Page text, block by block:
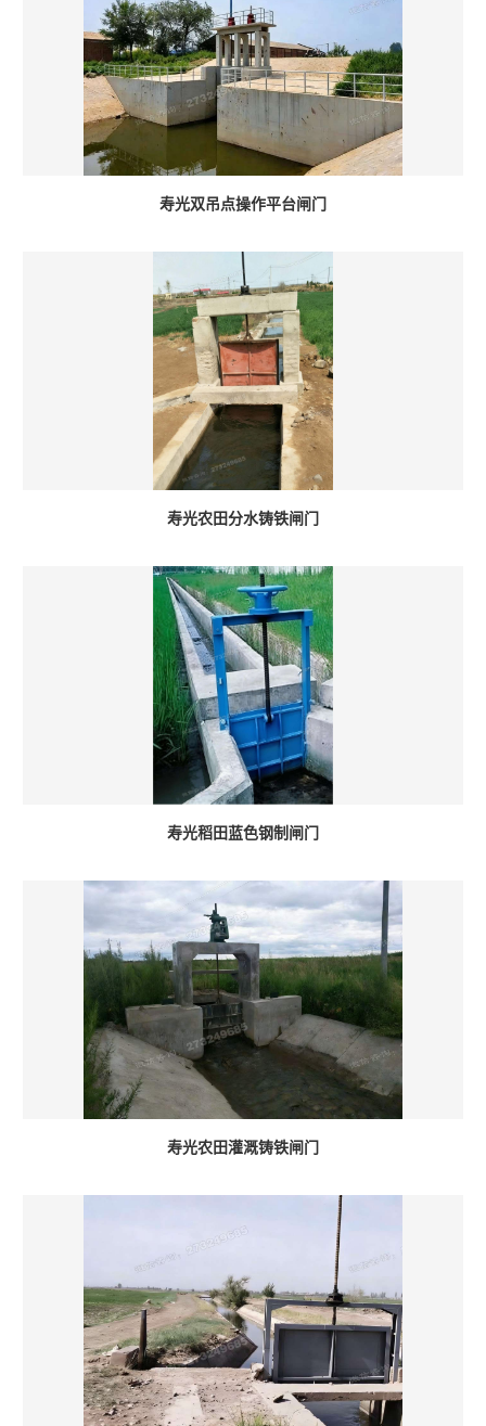
寿光双吊点操作平台闸门
寿光农田分水铸铁闸门
寿光稻田蓝色钢制闸门
寿光农田灌溉铸铁闸门